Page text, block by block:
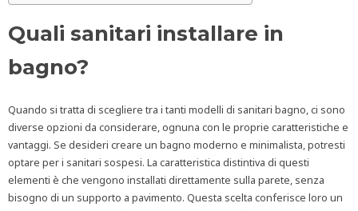
Quali sanitari installare in
bagno?
Quando si tratta di scegliere tra i tanti modelli di sanitari bagno, ci sono
diverse opzioni da considerare, ognuna con le proprie caratteristiche e
vantaggi. Se desideri creare un bagno moderno e minimalista, potresti
optare per i sanitari sospesi. La caratteristica distintiva di questi
elementi è che vengono installati direttamente sulla parete, senza
bisogno di un supporto a pavimento. Questa scelta conferisce loro un